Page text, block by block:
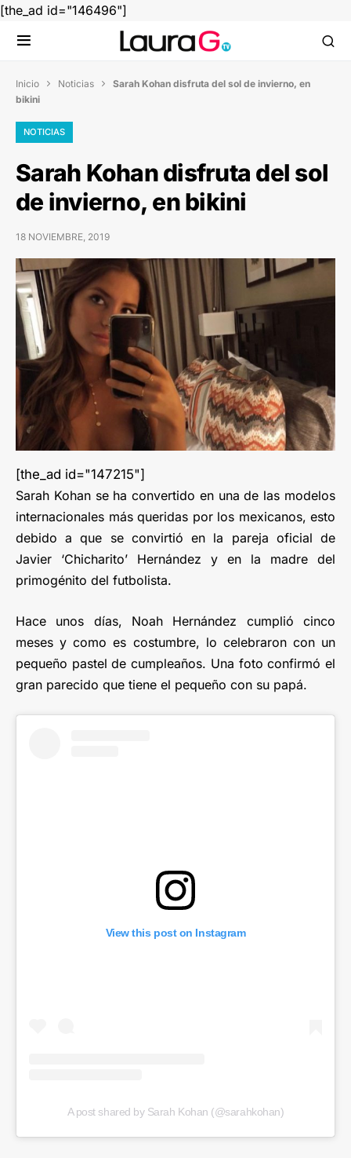
[the_ad id="146496"]
Inicio  Noticias  Sarah Kohan disfruta del sol de invierno, en
bikini
NOTICIAS
Sarah Kohan disfruta del sol
de invierno, en bikini
18 NOVIEMBRE, 2019
[the_ad id="147215"]
Sarah Kohan se ha convertido en una de las modelos
internacionales más queridas por los mexicanos, esto
debido a que se convirtió en la pareja oficial de
Javier ‘Chicharito’ Hernández y en la madre del
primogénito del futbolista.
Hace unos días, Noah Hernández cumplió cinco
meses y como es costumbre, lo celebraron con un
pequeño pastel de cumpleaños. Una foto confirmó el
gran parecido que tiene el pequeño con su papá.
View this post on Instagram
A post shared by Sarah Kohan (@sarahkohan)